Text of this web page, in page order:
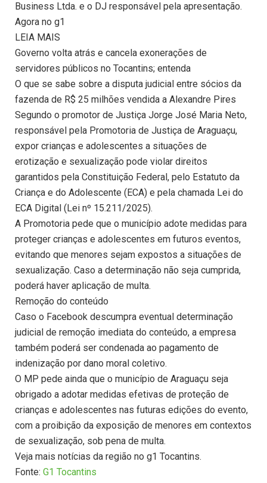
Business Ltda. e o DJ responsável pela apresentação.
Agora no g1
LEIA MAIS
Governo volta atrás e cancela exonerações de
servidores públicos no Tocantins; entenda
O que se sabe sobre a disputa judicial entre sócios da
fazenda de R$ 25 milhões vendida a Alexandre Pires
Segundo o promotor de Justiça Jorge José Maria Neto,
responsável pela Promotoria de Justiça de Araguaçu,
expor crianças e adolescentes a situações de
erotização e sexualização pode violar direitos
garantidos pela Constituição Federal, pelo Estatuto da
Criança e do Adolescente (ECA) e pela chamada Lei do
ECA Digital (Lei nº 15.211/2025).
A Promotoria pede que o município adote medidas para
proteger crianças e adolescentes em futuros eventos,
evitando que menores sejam expostos a situações de
sexualização. Caso a determinação não seja cumprida,
poderá haver aplicação de multa.
Remoção do conteúdo
Caso o Facebook descumpra eventual determinação
judicial de remoção imediata do conteúdo, a empresa
também poderá ser condenada ao pagamento de
indenização por dano moral coletivo.
O MP pede ainda que o município de Araguaçu seja
obrigado a adotar medidas efetivas de proteção de
crianças e adolescentes nas futuras edições do evento,
com a proibição da exposição de menores em contextos
de sexualização, sob pena de multa.
Veja mais notícias da região no g1 Tocantins.
Fonte: G1 Tocantins